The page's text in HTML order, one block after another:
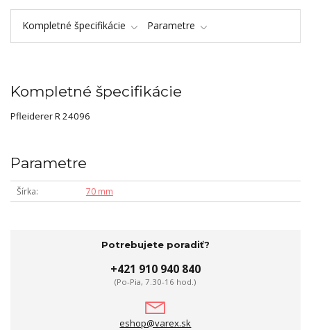
Kompletné špecifikácie Parametre
Kompletné špecifikácie
Pfleiderer R 24096
Parametre
Šírka 70 mm
Potrebujete poradiť?
+421 910 940 840
(Po-Pia, 7.30-16 hod.)
eshop@varex.sk